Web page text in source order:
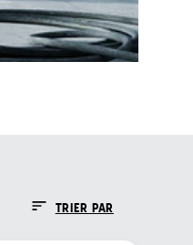
TRIER PAR